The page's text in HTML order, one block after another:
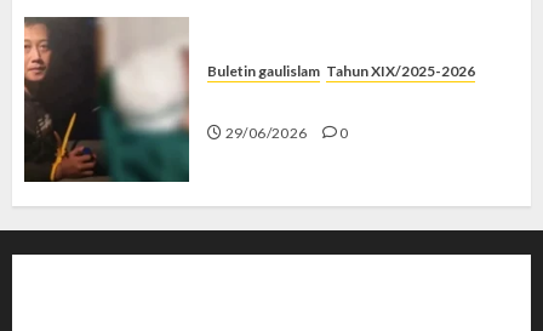
Buletin gaulislam Tahun XIX/2025-2026
29/06/2026 0